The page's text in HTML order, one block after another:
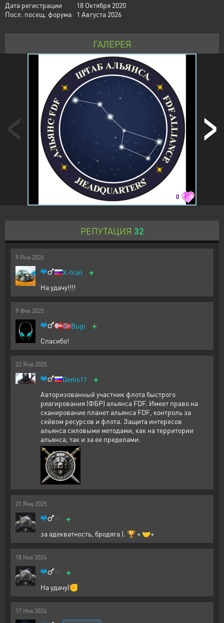
Дата регистрации
18 Октября 2020
Посл. посещ. форума
1 Августа 2026
ГАЛЕРЕЯ
0
РЕПУТАЦИЯ 32
9 Янв 2026
X-trail +
На удачу!!!!
9 Фев 2025
🇳🇴Bugi +
Спасибо!
22 Янв 2025
Denis11 +
Авторизованный участник флота быстрого
реагирования (ФБР) альянса FDF. Имеет право на
сканирование планет альянса FDF, контроль за
сейвом ресурсов и флота. Защита интересов
альянса силовыми методами, как на территории
альянса, так и за ее пределами.
21 Янв 2025
+
за адекватность, бродяга ). 🏆 + 🤝+
18 Ноя 2024
+
На удачу)✊
17 Ноя 2024